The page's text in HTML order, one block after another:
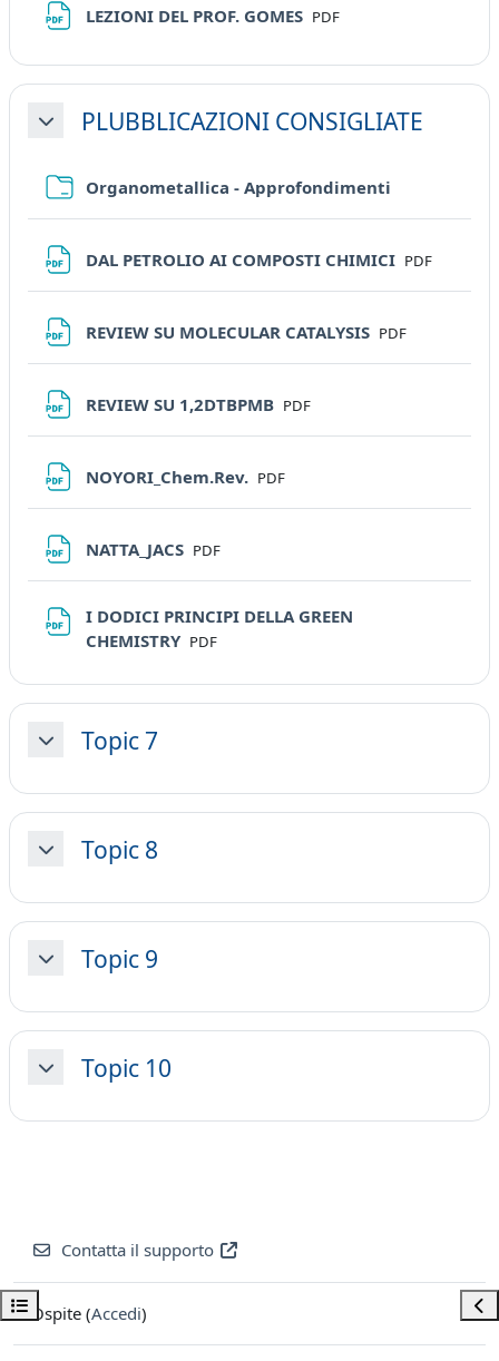
Apri indice del corso
LEZIONI DEL PROF. GOMES File
PDF
MinimizzaPLUBBLICAZIONI CONSIGLIATE
Organometallica - Approfondimenti
DAL PETROLIO AI COMPOSTI CHIMICI File
PDF
REVIEW SU MOLECULAR CATALYSIS File
PDF
REVIEW SU 1,2DTBPMB File
PDF
NOYORI_Chem.Rev. File
PDF
NATTA_JACS File
PDF
I DODICI PRINCIPI DELLA GREEN
CHEMISTRY File
PDF
MinimizzaTopic 7
MinimizzaTopic 8
MinimizzaTopic 9
MinimizzaTopic 10
Contatta il supporto
Ospite (Accedi)